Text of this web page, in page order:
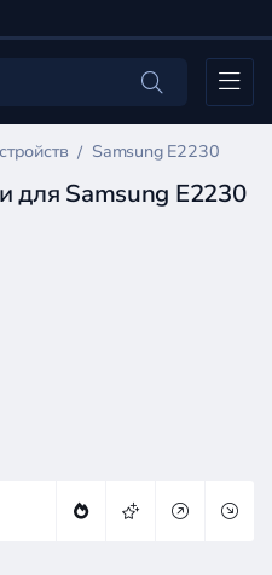
Samsung E2230
для Samsung E2230